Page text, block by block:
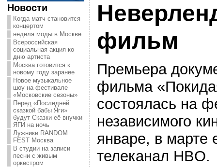
Новости
Когда матч становится
концертом
неделя моды в Москве
Всероссийская
социальная акция ко
дню артиста
Москва готовится к
новому году заранее
Новое музыкальное
шоу на фестивале
«Московские сезоны»
Перед «Последней
сказкой бабы Яги»
будут Сказки её внучки
ЯГИ на ночь
Лужники RANDOM
FEST Москва
В студии на записи
песни с живым
оркестром
фильм
Премьера
фильма
состоялась на
независимого
январе, в марте
телеканал HBO.